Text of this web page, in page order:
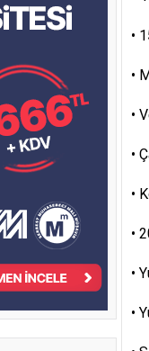
•
•
•
•
•
•
•
•